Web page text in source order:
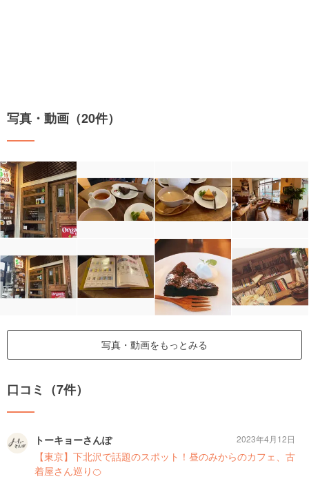
写真・動画（20件）
写真・動画をもっとみる
口コミ（7件）
トーキョーさんぽ
【東京】下北沢で話題のスポット！昼のみからのカフェ、古
着屋さん巡り🍊
2023年4月12日